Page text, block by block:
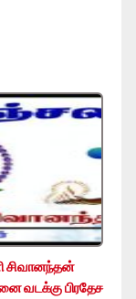
சிவானந்தன்
வடக்கு பிரதேச